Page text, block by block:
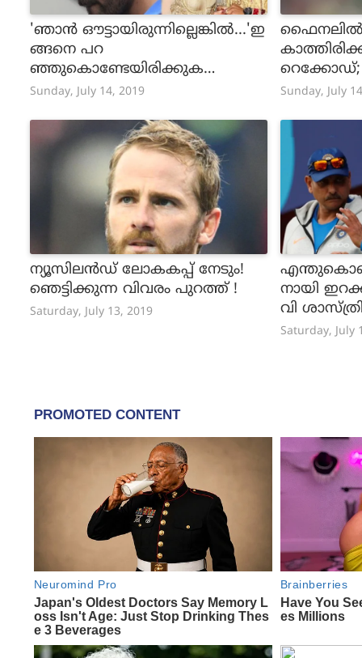
'ഞാൻ ഔട്ടായിരുന്നില്ലെങ്കിൽ...'ഇ
ങ്ങനെ പറ
ഞ്ഞുകൊണ്ടേയിരിക്കുക
യായിരുന്നു ജഡേജയെന്ന് ഭാര്യ
Sunday, July 14, 2019
ഫൈനലില്‍
രാധകർ
Sunday, July
ന്യൂസിലന്‍ഡ് ലോകകപ്പ് നേടും!
ഞെട്ടിക്കുന്ന വിവരം പുറത്ത് !
Saturday, July 13, 2019
നായി
വി
Saturday, July